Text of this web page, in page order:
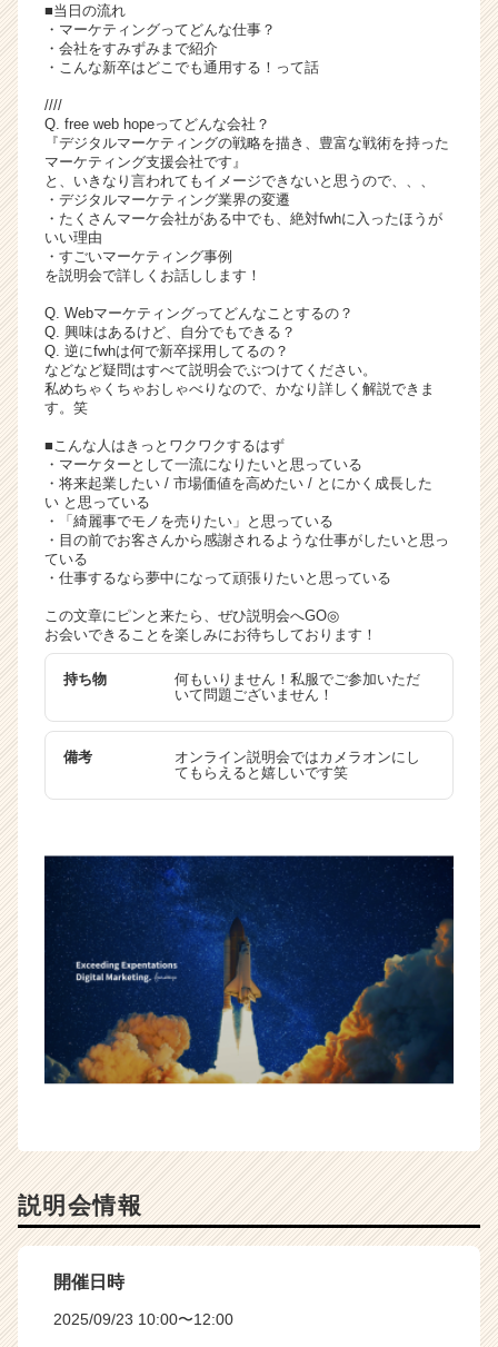
ャ
リ
h
e
e
r
C
r
e
r）
■当日の流れ
・マーケティングってどんな仕事？
・会社をすみずみまで紹介
・こんな新卒はどこでも通用する！って話
////
Q. free web hopeってどんな会社？
『デジタルマーケティングの戦略を描き、豊富な戦術を持った
マーケティング支援会社です』
と、いきなり言われてもイメージできないと思うので、、、
・デジタルマーケティング業界の変遷
・たくさんマーケ会社がある中でも、絶対fwhに入ったほうが
いい理由
・すごいマーケティング事例
を説明会で詳しくお話しします！
Q. Webマーケティングってどんなことするの？
Q. 興味はあるけど、自分でもできる？
Q. 逆にfwhは何で新卒採用してるの？
などなど疑問はすべて説明会でぶつけてください。
私めちゃくちゃおしゃべりなので、かなり詳しく解説できま
す。笑
■こんな人はきっとワクワクするはず
・マーケターとして一流になりたいと思っている
・将来起業したい / 市場価値を高めたい / とにかく成長した
い と思っている
・「綺麗事でモノを売りたい」と思っている
・目の前でお客さんから感謝されるような仕事がしたいと思っ
ている
・仕事するなら夢中になって頑張りたいと思っている
この文章にピンと来たら、ぜひ説明会へGO◎
お会いできることを楽しみにお待ちしております！
持ち物
何もいりません！私服でご参加いただ
いて問題ございません！
備考
オンライン説明会ではカメラオンにし
てもらえると嬉しいです笑
説明会情報
開催日時
2025/09/23 10:00〜12:00